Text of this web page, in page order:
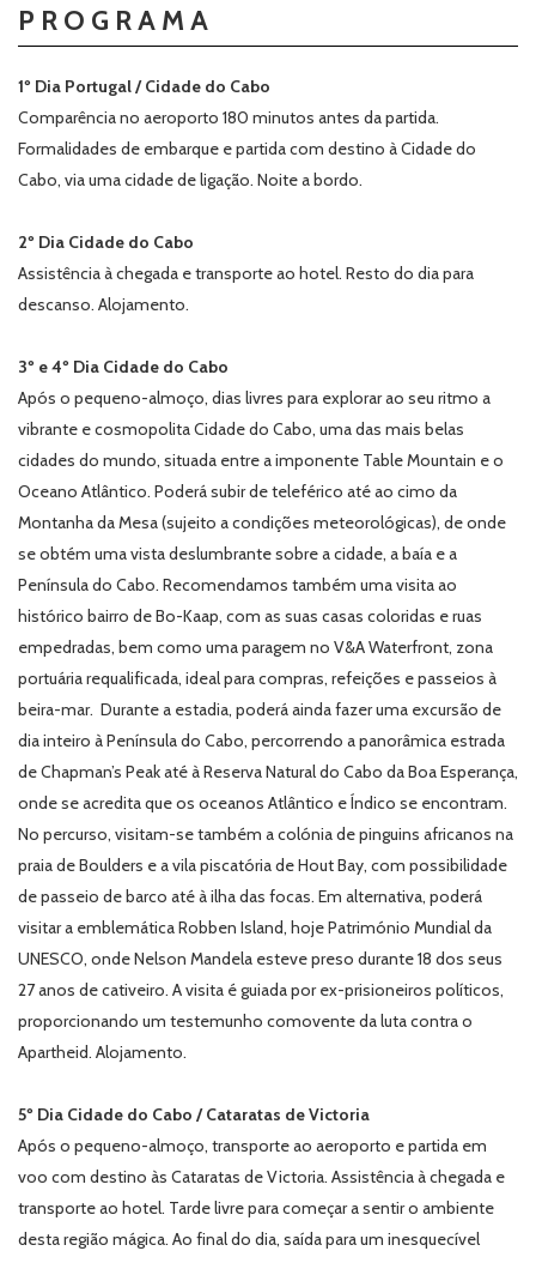
PROGRAMA
1º Dia Portugal / Cidade do Cabo
Comparência no aeroporto 180 minutos antes da partida.
Formalidades de embarque e partida com destino à Cidade do
Cabo, via uma cidade de ligação. Noite a bordo.
2º Dia Cidade do Cabo
Assistência à chegada e transporte ao hotel. Resto do dia para
descanso. Alojamento.
3º e 4º Dia Cidade do Cabo
Após o pequeno-almoço, dias livres para explorar ao seu ritmo a
vibrante e cosmopolita Cidade do Cabo, uma das mais belas
cidades do mundo, situada entre a imponente Table Mountain e o
Oceano Atlântico. Poderá subir de teleférico até ao cimo da
Montanha da Mesa (sujeito a condições meteorológicas), de onde
se obtém uma vista deslumbrante sobre a cidade, a baía e a
Península do Cabo. Recomendamos também uma visita ao
histórico bairro de Bo-Kaap, com as suas casas coloridas e ruas
empedradas, bem como uma paragem no V&A Waterfront, zona
portuária requalificada, ideal para compras, refeições e passeios à
beira-mar. Durante a estadia, poderá ainda fazer uma excursão de
dia inteiro à Península do Cabo, percorrendo a panorâmica estrada
de Chapman’s Peak até à Reserva Natural do Cabo da Boa Esperança,
onde se acredita que os oceanos Atlântico e Índico se encontram.
No percurso, visitam-se também a colónia de pinguins africanos na
praia de Boulders e a vila piscatória de Hout Bay, com possibilidade
de passeio de barco até à ilha das focas. Em alternativa, poderá
visitar a emblemática Robben Island, hoje Património Mundial da
UNESCO, onde Nelson Mandela esteve preso durante 18 dos seus
27 anos de cativeiro. A visita é guiada por ex-prisioneiros políticos,
proporcionando um testemunho comovente da luta contra o
Apartheid. Alojamento.
5º Dia Cidade do Cabo / Cataratas de Victoria
Após o pequeno-almoço, transporte ao aeroporto e partida em
voo com destino às Cataratas de Victoria. Assistência à chegada e
transporte ao hotel. Tarde livre para começar a sentir o ambiente
desta região mágica. Ao final do dia, saída para um inesquecível